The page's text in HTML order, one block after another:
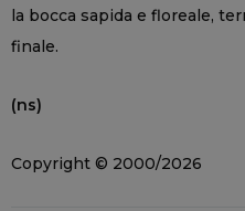
la bocca sapida e floreale,
finale.
(ns)
Copyright © 2000/2026